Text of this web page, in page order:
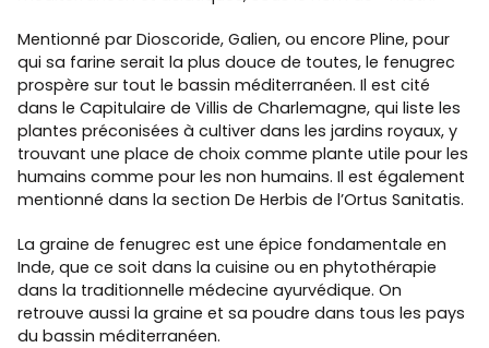
Mentionné par Dioscoride, Galien, ou encore Pline, pour
qui sa farine serait la plus douce de toutes, le fenugrec
prospère sur tout le bassin méditerranéen. Il est cité
dans le Capitulaire de Villis de Charlemagne, qui liste les
plantes préconisées à cultiver dans les jardins royaux, y
trouvant une place de choix comme plante utile pour les
humains comme pour les non humains. Il est également
mentionné dans la section De Herbis de l’Ortus Sanitatis.
La graine de fenugrec est une épice fondamentale en
Inde, que ce soit dans la cuisine ou en phytothérapie
dans la traditionnelle médecine ayurvédique. On
retrouve aussi la graine et sa poudre dans tous les pays
du bassin méditerranéen.